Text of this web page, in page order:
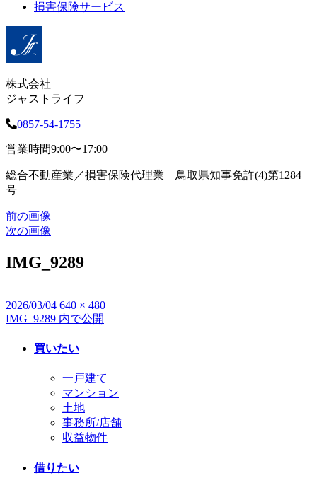
損害保険サービス
株式会社
ジャストライフ
0857-54-1755
営業時間9:00〜17:00
総合不動産業／損害保険代理業 鳥取県知事免許(4)第1284
号
前の画像
次の画像
IMG_9289
投
稿
2026/03/04 フ
ル
イ
640 × 480
投
IMG_9289 内で公開
買いたい
一戸建て
マンション
土地
事務所/店舗
収益物件
借りたい